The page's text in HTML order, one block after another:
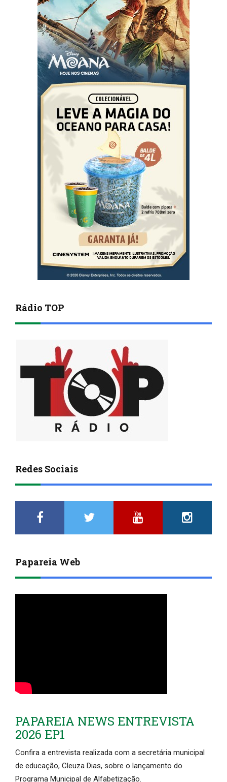
Rádio TOP
Redes Sociais
Papareia Web
PAPAREIA NEWS ENTREVISTA
2026 EP1
Confira a entrevista realizada com a secretária municipal
de educação, Cleuza Dias, sobre o lançamento do
Programa Municipal de Alfabetização.